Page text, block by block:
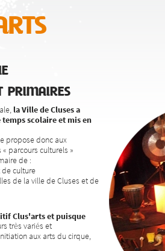
primaires
la Ville de Cluses a
scolaire et mis en
propose donc aux
parcours culturels »
de :
culture
de la ville de Cluses et de
Clus'arts et puisque
très variés et
aux arts du cirque,